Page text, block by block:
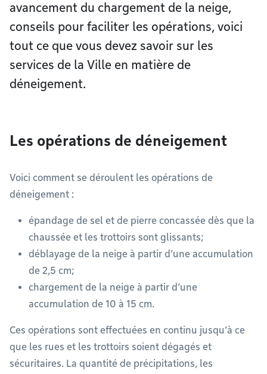
avancement du chargement de la neige,
conseils pour faciliter les opérations, voici
tout ce que vous devez savoir sur les
services de la Ville en matière de
déneigement.
Les opérations de déneigement
Voici comment se déroulent les opérations de
déneigement :
épandage de sel et de pierre concassée dès que la
chaussée et les trottoirs sont glissants;
déblayage de la neige à partir d’une accumulation
de 2,5 cm;
chargement de la neige à partir d’une
accumulation de 10 à 15 cm.
Ces opérations sont effectuées en continu jusqu’à ce
que les rues et les trottoirs soient dégagés et
sécuritaires. La quantité de précipitations, les